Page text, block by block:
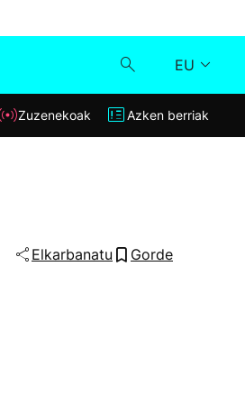
EU
Klisk
Zuzenekoak Azken berriak
Elkarbanatu Gorde